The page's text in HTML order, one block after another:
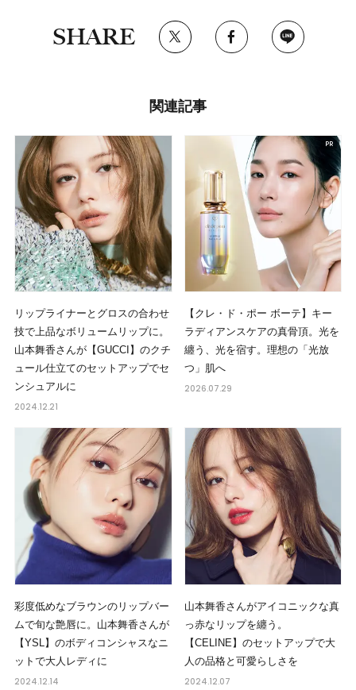
SHARE
関連記事
リップライナーとグロスの合わせ
技で上品なボリュームリップに。
山本舞香さんが【GUCCI】のクチ
ュール仕立てのセットアップでセ
ンシュアルに
2024.12.21
【クレ・ド・ポー ボーテ】キー
ラディアンスケアの真骨頂。光を
纏う、光を宿す。理想の「光放
つ」肌へ
2026.07.29
彩度低めなブラウンのリップバー
ムで旬な艶唇に。山本舞香さんが
【YSL】のボディコンシャスなニ
ットで大人レディに
2024.12.14
山本舞香さんがアイコニックな真
っ赤なリップを纏う。
【CELINE】のセットアップで大
人の品格と可愛らしさを
2024.12.07